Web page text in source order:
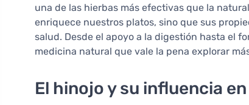
una de las hierbas más efectivas que la
enriquece nuestros platos, sino que sus
salud. Desde el apoyo a la digestión hasta el
medicina natural que vale la pena explorar
El hinojo y su influencia